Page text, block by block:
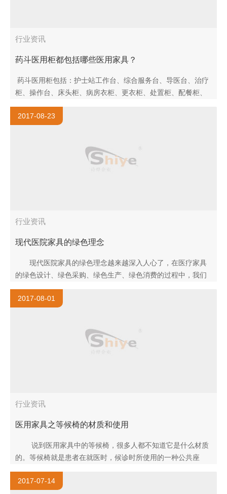
行业资讯
药斗医用柜都包括哪些医用家具？
药斗医用柜包括：护士站工作台、综合服务台、导医台、治疗
柜、操作台、床头柜、病房衣柜、更衣柜、处置柜、配餐柜、
药品柜、器械柜等。 上海诗烨专业提供医用家具、医用设备，
产品涉及..
2017-08-23
行业资讯
现代医院家具的绿色理念
现代医院家具的绿色理念越来越深入人心了，在医疗家具
的绿色设计、绿色采购、绿色生产、绿色消费的过程中，我们
更应该鼓励支持使用者、设计师、设计机构、研发机构..
2017-08-01
行业资讯
医用家具之等候椅的材质和使用
说到医用家具中的等候椅，很多人都不知道它是什么材质
的。等候椅就是患者在就医时，候诊时所使用的一种公共座
椅，所以等候椅也可以成为候诊椅，由于其形式是比较大众
化，也是医院中必..
2017-07-14